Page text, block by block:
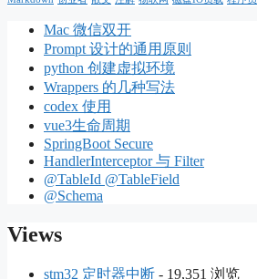
Mac 微信双开
Prompt 设计的通用原则
python 创建虚拟环境
Wrappers 的几种写法
codex 使用
vue3生命周期
SpringBoot Secure
HandlerInterceptor 与 Filter
@TableId @TableField
@Schema
Views
stm32 定时器中断 - 19,351 浏览